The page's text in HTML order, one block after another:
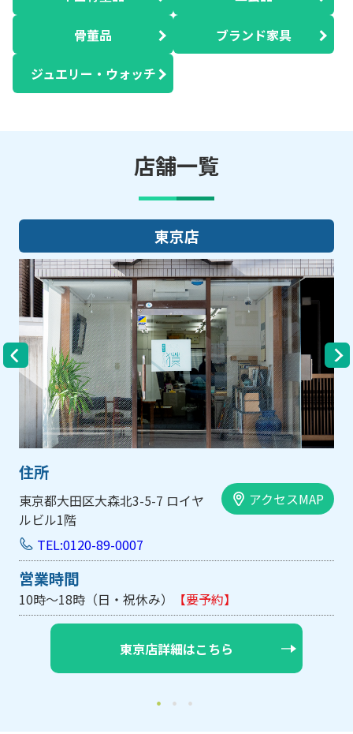
骨董品 ブランド家具
ジュエリー・ウォッチ
店舗一覧
大阪店
住所
大阪市中央区内平野町1-1-5 西大
手前ビル103号
アクセスMAP
TEL:0120-89-0007
営業時間
10時～18時（日・祝休み/土曜は不定休）
大阪店詳細はこちら